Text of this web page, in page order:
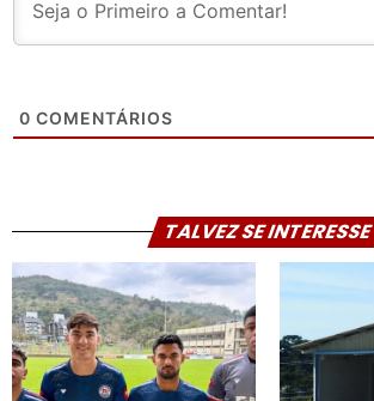
0 COMENTÁRIOS
TALVEZ SE INTERESSE